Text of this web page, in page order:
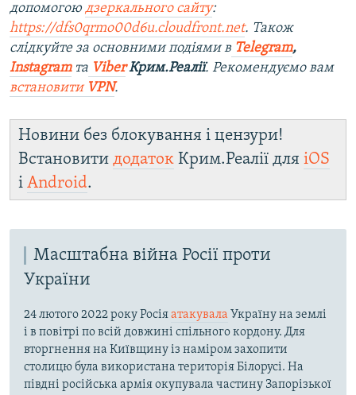
допомогою дзеркального сайту:
https://dfs0qrmo00d6u.cloudfront.net. Також
слідкуйте за основними подіями в Telegram,
Instagram та Viber Крим.Реалії. Рекомендуємо вам
встановити VPN.
Новини без блокування і цензури!
Встановити додаток Крим.Реалії для iOS
і Android.
Масштабна війна Росії проти
України
24 лютого 2022 року Росіяатакувала Україну на землі
і в повітрі по всій довжині спільного кордону. Для
вторгнення на Київщину із наміром захопити
столицю була використана територія Білорусі. На
півдні російська армія окупувала частину Запорізької